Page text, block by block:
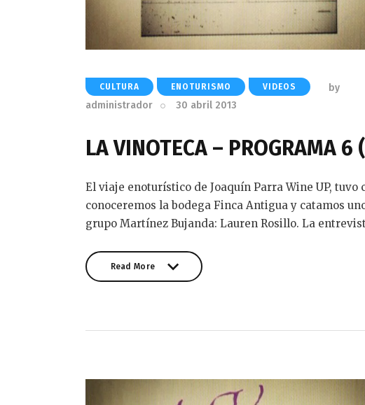
CULTURA ENOTURISMO VIDEOS
by
administrador
30 abril 2013
LA VINOTECA – PROGRAMA
El viaje enoturístico de Joaquín Parra Wine UP,
conoceremos la bodega Finca Antigua y catamos
grupo Martínez Bujanda: Lauren Rosillo. La
Read More